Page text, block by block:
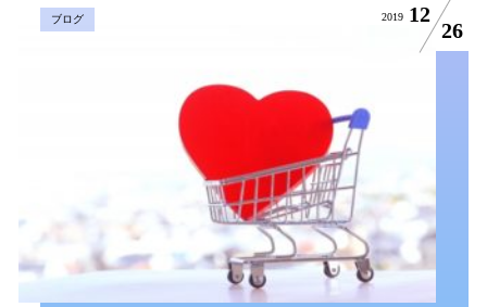
ブログ 2019 12
26